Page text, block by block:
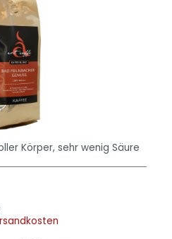
Körper, sehr wenig Säure